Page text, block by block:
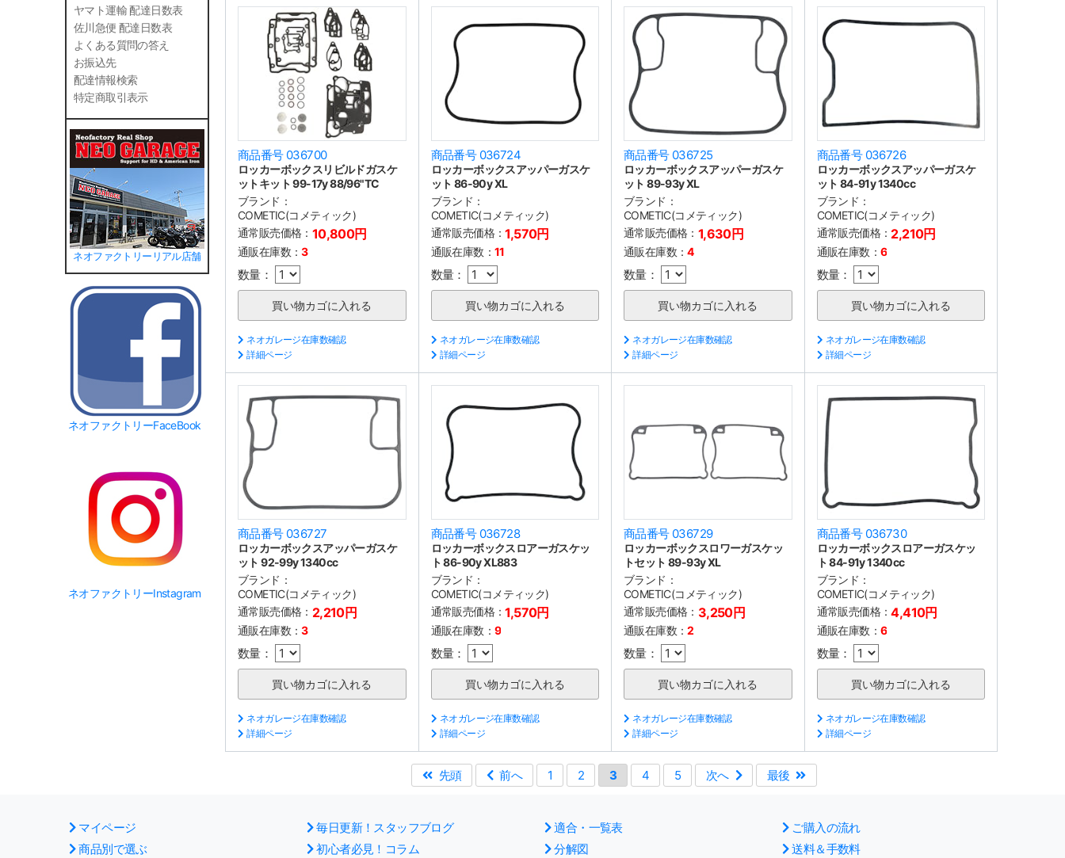
ヤマト運輸 配達日数表
佐川急便 配達日数表
よくある質問の答え
お振込先
配達情報検索
特定商取引表示
ネオファクトリーリアル店舗
ネオファクトリーFaceBook
ネオファクトリーInstagram
商品番号 036700
ロッカーボックスリビルドガスケ
ットキット 99-17y 88/96"TC
ブランド：
COMETIC(コメティック)
通常販売価格： 10,800円
通販在庫数：3
数量：
ネオガレージ在庫数確認
詳細ページ
商品番号 036724
ロッカーボックスアッパーガスケ
ット 86-90y XL
ブランド：
COMETIC(コメティック)
通常販売価格：1,570円
通販在庫数： 11
数量：
ネオガレージ在庫数確認
詳細ページ
商品番号 036725
ロッカーボックスアッパーガスケ
ット 89-93y XL
ブランド：
COMETIC(コメティック)
通常販売価格： 1,630円
通販在庫数：4
数量：
ネオガレージ在庫数確認
詳細ページ
商品番号 036726
ロッカーボックスアッパーガスケ
ット 84-91y 1340cc
ブランド：
COMETIC(コメティック)
通常販売価格： 2,210円
通販在庫数： 6
数量：
ネオガレージ在庫数確認
詳細ページ
商品番号 036727
ロッカーボックスアッパーガスケ
ット 92-99y 1340cc
ブランド：
COMETIC(コメティック)
通常販売価格： 2,210円
通販在庫数：3
数量：
ネオガレージ在庫数確認
詳細ページ
商品番号 036728
ロッカーボックスロアーガスケッ
ト 86-90y XL883
ブランド：
COMETIC(コメティック)
通常販売価格：1,570円
通販在庫数： 9
数量：
ネオガレージ在庫数確認
詳細ページ
商品番号 036729
ロッカーボックスロワーガスケッ
トセット 89-93y XL
ブランド：
COMETIC(コメティック)
通常販売価格： 3,250円
通販在庫数：2
数量：
ネオガレージ在庫数確認
詳細ページ
商品番号 036730
ロッカーボックスロアーガスケッ
ト 84-91y 1340cc
ブランド：
COMETIC(コメティック)
通常販売価格：4,410円
通販在庫数： 6
数量：
ネオガレージ在庫数確認
詳細ページ
先頭 前へ 1 2 3 4 5 次へ 最後
マイページ
商品別で選ぶ
毎日更新！スタッフブログ
初心者必見！コラム
適合・一覧表
分解図
ご購入の流れ
送料＆手数料